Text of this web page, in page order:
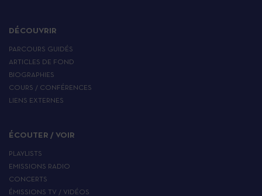
DÉCOUVRIR
PARCOURS GUIDÉS
ARTICLES DE FOND
BIOGRAPHIES
COURS / CONFÉRENCES
LIENS EXTERNES
ÉCOUTER / VOIR
PLAYLISTS
EMISSIONS RADIO
CONCERTS
ÉMISSIONS TV / VIDÉOS